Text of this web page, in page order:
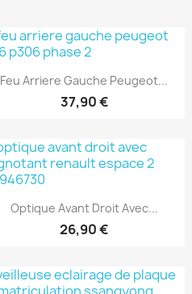
Aperçu rapide
Feu Arriere Gauche Peugeot...
37,90 €
Aperçu rapide
Optique Avant Droit Avec...
26,90 €